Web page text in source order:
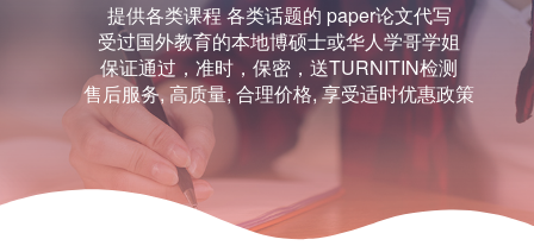
提供各类课程 各类话题的 paper论文代写
受过国外教育的本地博硕士或华人学哥学姐
保证通过，准时，保密，送TURNITIN检测
售后服务, 高质量, 合理价格, 享受适时优惠政策